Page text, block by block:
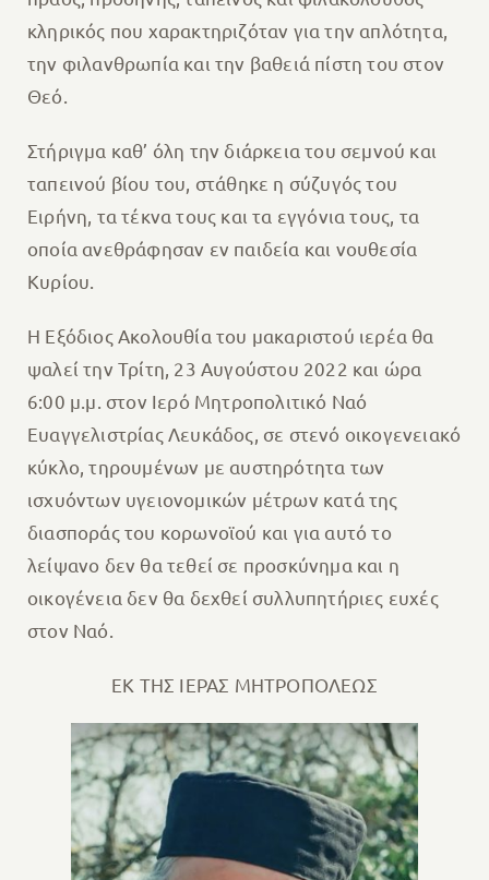
κληρικός που χαρακτηριζόταν για την απλότητα,
την φιλανθρωπία και την βαθειά πίστη του στον
Θεό.
Στήριγμα καθ’ όλη την διάρκεια του σεμνού και
ταπεινού βίου του, στάθηκε η σύζυγός του
Ειρήνη, τα τέκνα τους και τα εγγόνια τους, τα
οποία ανεθράφησαν εν παιδεία και νουθεσία
Κυρίου.
Η Εξόδιος Ακολουθία του μακαριστού ιερέα θα
ψαλεί την Τρίτη, 23 Αυγούστου 2022 και ώρα
6:00 μ.μ. στον Ιερό Μητροπολιτικό Ναό
Ευαγγελιστρίας Λευκάδος, σε στενό οικογενειακό
κύκλο, τηρουμένων με αυστηρότητα των
ισχυόντων υγειονομικών μέτρων κατά της
διασποράς του κορωνοϊού και για αυτό το
λείψανο δεν θα τεθεί σε προσκύνημα και η
οικογένεια δεν θα δεχθεί συλλυπητήριες ευχές
στον Ναό.
ΕΚ ΤΗΣ ΙΕΡΑΣ ΜΗΤΡΟΠΟΛΕΩΣ